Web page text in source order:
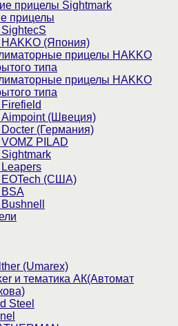
прицелы Sightmark
прицелы
(Япония)
прицелы HAKKO
типа
прицелы HAKKO
типа
(Швеция)
(Германия)
PILAD
(США)
(Umarex)
и тематика АК(Автомат
Steel